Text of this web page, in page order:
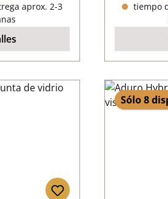
aprox. 2-3
tiempo
Sólo 8